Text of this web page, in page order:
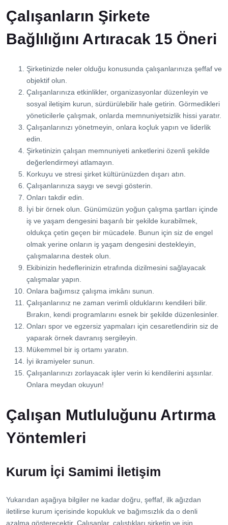
Çalışanların Şirkete
Bağlılığını Artıracak 15 Öneri
Şirketinizde neler olduğu konusunda çalışanlarınıza şeffaf ve
objektif olun.
Çalışanlarınıza etkinlikler, organizasyonlar düzenleyin ve
sosyal iletişim kurun, sürdürülebilir hale getirin. Görmedikleri
yöneticilerle çalışmak, onlarda memnuniyetsizlik hissi yaratır.
Çalışanlarınızı yönetmeyin, onlara koçluk yapın ve liderlik
edin.
Şirketinizin çalışan memnuniyeti anketlerini özenli şekilde
değerlendirmeyi atlamayın.
Korkuyu ve stresi şirket kültürünüzden dışarı atın.
Çalışanlarınıza saygı ve sevgi gösterin.
Onları takdir edin.
İyi bir örnek olun. Günümüzün yoğun çalışma şartları içinde
iş ve yaşam dengesini başarılı bir şekilde kurabilmek,
oldukça çetin geçen bir mücadele. Bunun için siz de engel
olmak yerine onların iş yaşam dengesini destekleyin,
çalışmalarına destek olun.
Ekibinizin hedeflerinizin etrafında dizilmesini sağlayacak
çalışmalar yapın.
Onlara bağımsız çalışma imkânı sunun.
Çalışanlarınız ne zaman verimli olduklarını kendileri bilir.
Bırakın, kendi programlarını esnek bir şekilde düzenlesinler.
Onları spor ve egzersiz yapmaları için cesaretlendirin siz de
yaparak örnek davranış sergileyin.
Mükemmel bir iş ortamı yaratın.
İyi ikramiyeler sunun.
Çalışanlarınızı zorlayacak işler verin ki kendilerini aşsınlar.
Onlara meydan okuyun!
Çalışan Mutluluğunu Artırma
Yöntemleri
Kurum İçi Samimi İletişim
Yukarıdan aşağıya bilgiler ne kadar doğru, şeffaf, ilk ağızdan
iletilirse kurum içerisinde kopukluk ve bağımsızlık da o denli
azalma gösterecektir. Çalışanlar, çalıştıkları şirketin ve işin